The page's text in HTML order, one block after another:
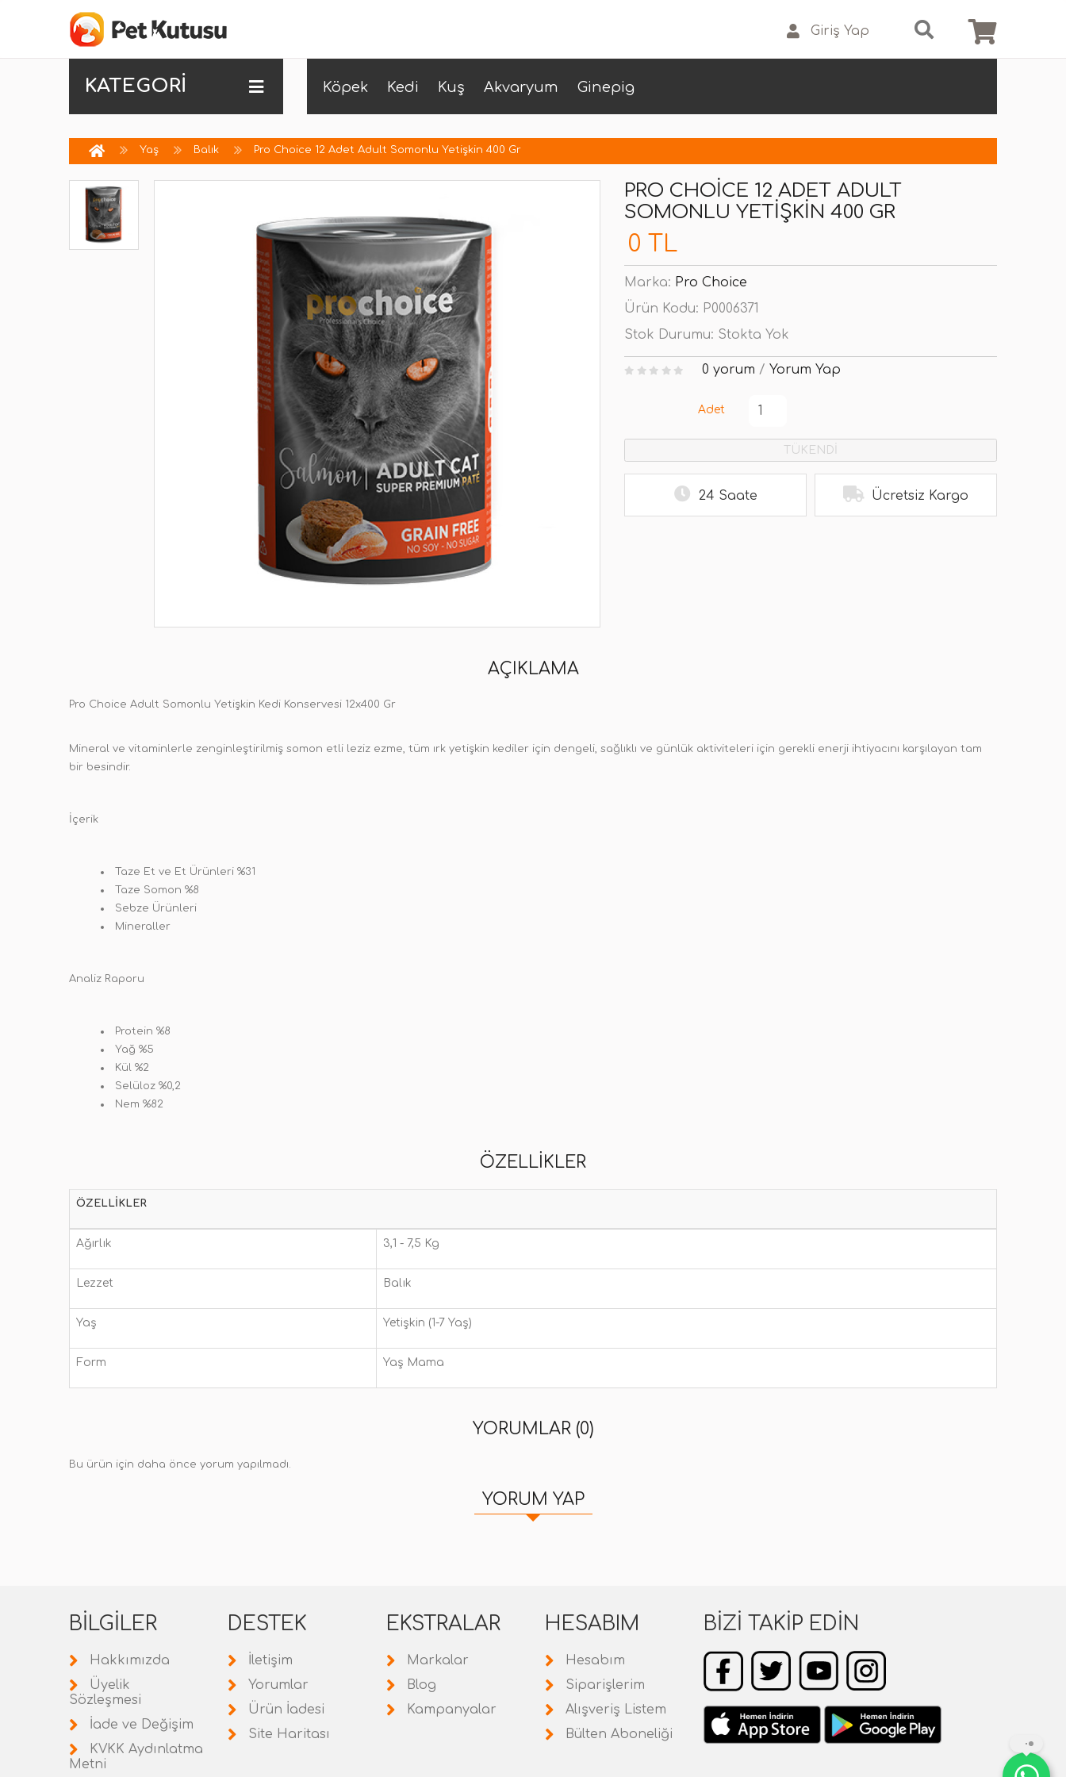
Giriş Yap
KATEGORİ Köpek Kedi Kuş Akvaryum Ginepig
Yaş Balık Pro Choice 12 Adet Adult Somonlu Yetişkin 400 Gr
PRO CHOICE 12 ADET ADULT
SOMONLU YETIŞKIN 400 GR
0 TL
Marka: Pro Choice
Ürün Kodu: P0006371
Stok Durumu: Stokta Yok
0 yorum / Yorum Yap
Adet
TÜKENDİ
24 Saate Ücretsiz Kargo
AÇIKLAMA
Pro Choice Adult Somonlu Yetişkin Kedi Konservesi 12x400 Gr
Mineral ve vitaminlerle zenginleştirilmiş somon etli leziz ezme, tüm ırk yetişkin kediler için dengeli, sağlıklı ve günlük aktiviteleri için gerekli enerji ihtiyacını karşılayan tam
bir besindir.
İçerik
Taze Et ve Et Ürünleri %31
Taze Somon %8
Sebze Ürünleri
Mineraller
Analiz Raporu
Protein %8
Yağ %5
Kül %2
Selüloz %0,2
Nem %82
ÖZELLIKLER
ÖZELLIKLER
Ağırlık 3,1 - 7,5 Kg
Lezzet Balık
Yaş Yetişkin (1-7 Yaş)
Form Yaş Mama
YORUMLAR (0)
Bu ürün için daha önce yorum yapılmadı.
YORUM YAP
BILGILER
Hakkımızda
Üyelik
Sözleşmesi
İade ve Değişim
KVKK Aydınlatma
Metni
DESTEK
İletişim
Yorumlar
Ürün İadesi
Site Haritası
EKSTRALAR
Markalar
Blog
Kampanyalar
HESABIM
Hesabım
Siparişlerim
Alışveriş Listem
Bülten Aboneliği
BIZI TAKIP EDIN